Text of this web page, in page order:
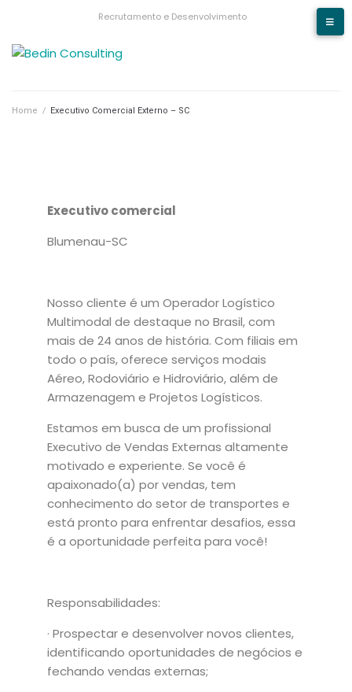
Recrutamento e Desenvolvimento
Home / Executivo Comercial Externo – SC
Executivo comercial
Blumenau-SC
Nosso cliente é um Operador Logístico
Multimodal de destaque no Brasil, com
mais de 24 anos de história. Com filiais em
todo o país, oferece serviços modais
Aéreo, Rodoviário e Hidroviário, além de
Armazenagem e Projetos Logísticos.
Estamos em busca de um profissional
Executivo de Vendas Externas altamente
motivado e experiente. Se você é
apaixonado(a) por vendas, tem
conhecimento do setor de transportes e
está pronto para enfrentar desafios, essa
é a oportunidade perfeita para você!
Responsabilidades:
· Prospectar e desenvolver novos clientes,
identificando oportunidades de negócios e
fechando vendas externas;